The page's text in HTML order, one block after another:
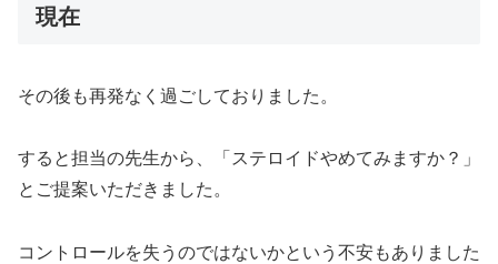
現在
その後も再発なく過ごしておりました。
すると担当の先生から、「ステロイドやめてみますか？」
とご提案いただきました。
コントロールを失うのではないかという不安もありました